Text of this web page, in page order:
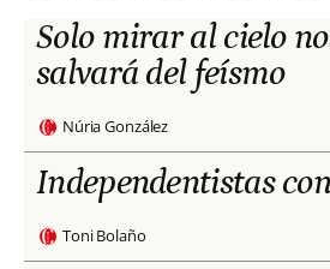
Solo mirar al cielo
salvará del feísmo
Núria González
Independentistas
Toni Bolaño